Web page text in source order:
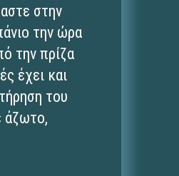
στην
την ώρα
την πρίζα
έχει και
του
άζωτο,